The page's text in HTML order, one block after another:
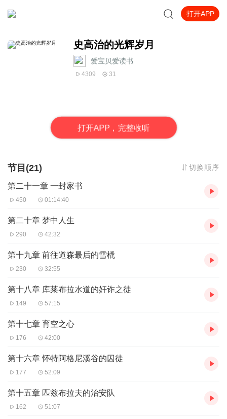
打开APP
史高治的光辉岁月
爱宝贝爱读书
4309 31
打开APP，完整收听
节目(21) 切换顺序
第二十一章 一封家书
450 01:14:40
第二十章 梦中人生
290 42:32
第十九章 前往道森最后的雪橇
230 32:55
第十八章 库莱布拉水道的奸诈之徒
149 57:15
第十七章 育空之心
176 42:00
第十六章 怀特阿格尼溪谷的囚徒
177 52:09
第十五章 匹兹布拉夫的治安队
162 51:07